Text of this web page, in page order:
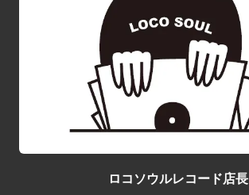
ロコソウルレコード店長